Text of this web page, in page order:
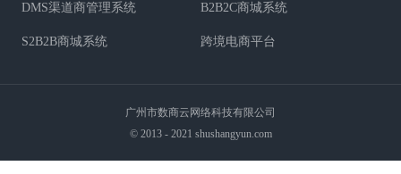
DMS渠道商管理系统 B2B2C商城系统
S2B2B商城系统 跨境电商平台
广州市数商云网络科技有限公司
© 2013 - 2021 shushangyun.com